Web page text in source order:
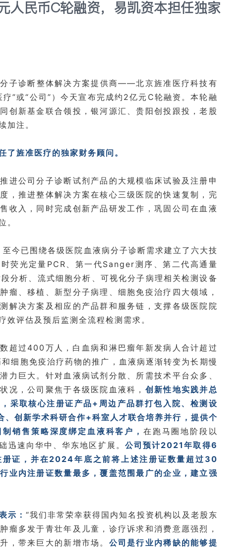
人民币C轮融资，易凯资本担任独家
子诊断整体解决方案提供商——北京旌准医疗科技有
”或“公司”）今天宣布完成约2亿元C轮融资。本轮融
创新基金联合领投，银河源汇、贵阳创投跟投，老股
加注。
了旌准医疗的独家财务顾问。
进公司分子诊断试剂产品的大规模临床试验及注册申
，推进整体解决方案在核心三级医院的快速复制，完
收入，同时完成创新产品研发工作，巩固公司在血液
。
今已围绕各级医院血液病分子诊断需求建立了六大技
荧光定量PCR、第一代Sanger测序、第二代高通量
分析、流式细胞分析、可视化分子病理相关检测设备
瘤、移植、新型分子病理、细胞免疫治疗四大领域，
解决方案及相应的产品群和服务链，支撑各级医院院
效评估及预后监测全流程检测需求。
超过400万人，白血病和淋巴瘤年新发病人合计超过
细胞免疫治疗药物的推广，血液病逐渐转变为长期慢
力巨大。针对血液病试剂分散、所需技术平台众多、
况，公司聚焦于各级医院血液科， 创新性地实践并总
采取核心注册证产品+周边产品群打包入院、检测设
、创新学术科研合作+科室人才联合培养并行，提供个
销售策略深度绑定血液科客户， 在跑马圈地阶段以
迅速向华中、华东地区扩展。 公司预计2021年取得6
证，并在2024年底之前将上述注册证数量超过30
业内注册证数量最多，覆盖范围最广的企业，建立强
示： “我们非常荣幸获得国内知名投资机构以及老股东
瘤多发于青壮年及儿童，诊疗诉求和消费意愿强烈，
，带来巨大的新增市场。 公司是行业内稀缺的能够提